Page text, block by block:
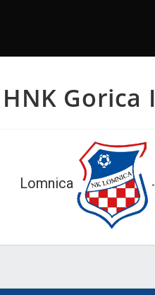
Gorica I
Lomnica -